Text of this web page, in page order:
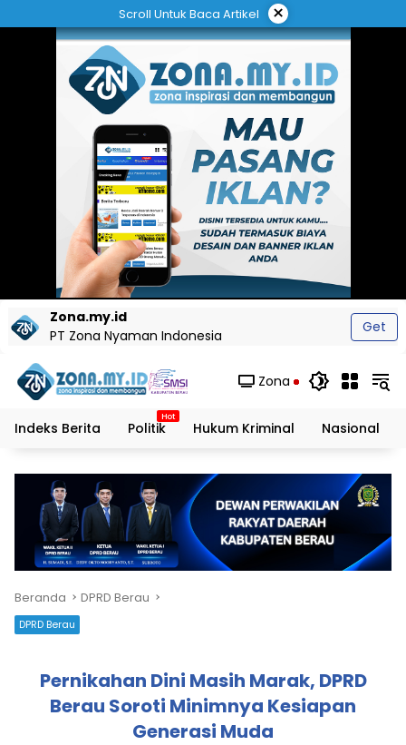
ke
Scroll Untuk Baca Artikel ×
Zona.my.id
PT Zona Nyaman Indonesia
Get
Zona
Indeks Berita Politik Hukum Kriminal Nasional
Beranda DPRD Berau
DPRD Berau
Pernikahan Dini Masih Marak, DPRD
Berau Soroti Minimnya Kesiapan
Generasi Muda